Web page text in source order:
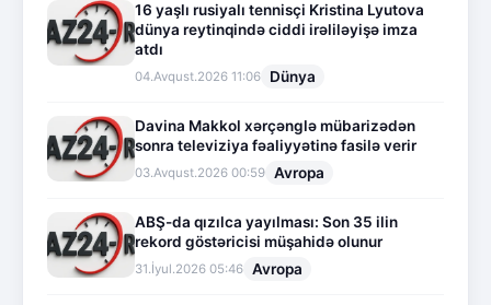
16 yaşlı rusiyalı tennisçi Kristina Lyutova
dünya reytinqində ciddi irəliləyişə imza
atdı
04.Avqust.2026 11:06 Dünya
Davina Makkol xərçənglə mübarizədən
sonra televiziya fəaliyyətinə fasilə verir
03.Avqust.2026 00:59 Avropa
ABŞ-da qızılca yayılması: Son 35 ilin
rekord göstəricisi müşahidə olunur
31.İyul.2026 05:46 Avropa